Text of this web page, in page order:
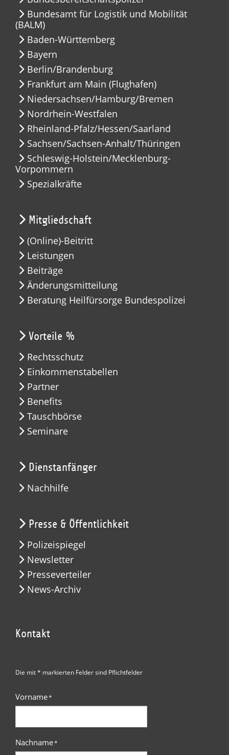
Bundesamt für Logistik und Mobilität
(BALM)
Baden-Württemberg
Bayern
Berlin/Brandenburg
Frankfurt am Main (Flughafen)
Niedersachsen/Hamburg/Bremen
Nordrhein-Westfalen
Rheinland-Pfalz/Hessen/Saarland
Sachsen/Sachsen-Anhalt/Thüringen
Schleswig-Holstein/Mecklenburg-
Vorpommern
Spezialkräfte
Mitgliedschaft
(Online)-Beitritt
Leistungen
Beiträge
Änderungsmitteilung
Beratung Heilfürsorge Bundespolizei
Vorteile %
Rechtsschutz
Einkommenstabellen
Partner
Benefits
Tauschbörse
Seminare
Dienstanfänger
Nachhilfe
Presse & Öffentlichkeit
Polizeispiegel
Newsletter
Presseverteiler
News-Archiv
Kontakt
Die mit * markierten Felder sind Pflichtfelder
Vorname*
Nachname*